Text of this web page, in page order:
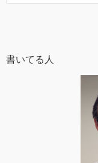
書いてる人